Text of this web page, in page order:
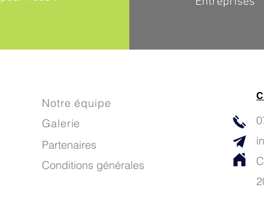
Notre équipe
Galerie
Partenaires
Conditions générales